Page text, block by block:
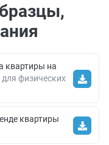
квартиры на
физических
квартиры